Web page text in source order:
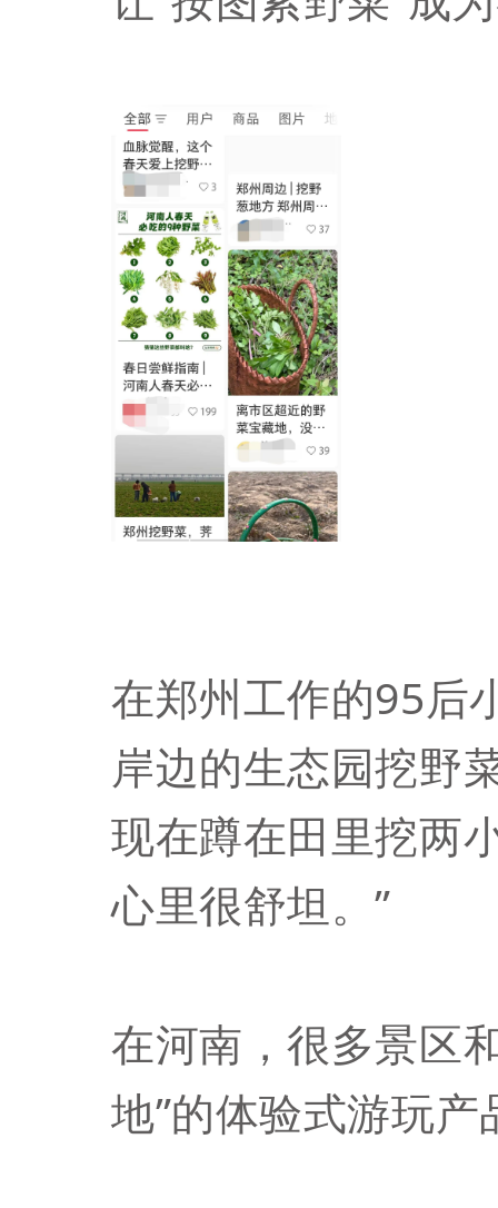
在郑州工作的95后
岸边的生态园挖野
现在蹲在田里挖两
心里很舒坦。”
在河南，很多景区
地”的体验式游玩产